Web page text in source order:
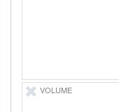
VOLUME